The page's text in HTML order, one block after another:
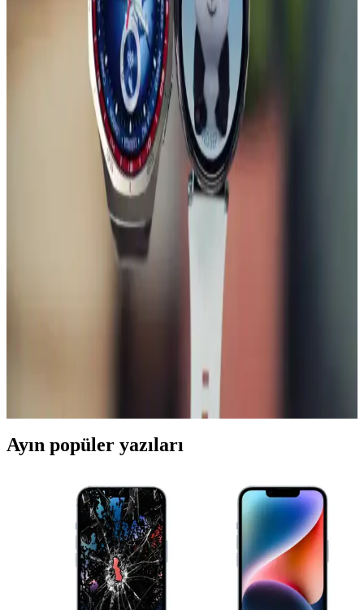
Huawei Watch GT serisi ve uyumlu metal kordonlar, dayanıklılık ve
şıklığı bir arada sunar. Kullanıcılar, ürünlerin kalite ve tasarımını
yüksek değerlendirmekte, montaj ve uyum konularında dikkatli
olunması gerektiğini belirtiyor.
Huawei Watch GT Serisi İçin MobaxAksesuar
Kordon: Şık ve Dayanıklı Tasarım
MobaxAksesuar kordon, Huawei Watch GT serisi saatleriniz için
şık, dayanıklı ve konforlu bir aksesuar seçeneği sunar. Farklı renk ve
tasarım seçenekleriyle saatlerinize modern bir görünüm kazandırır.
Nokia'nın Güncel Ürün Portföyü ve Teknolojik
Gelişmeleri Hakkında Bilgi
Nokia'nın güncel ürünleri ve teknolojik gelişmeleri hakkında bilgi
bulunmamaktadır. Marka, geçmişte dayanıklı ve uzun pil ömrüyle
bilinen akıllı telefonlar geliştirmiştir.
Tasarım, Pil ve Sağlık Özellikleri
takibi özellikleriyle öne çıkar. GT 5 Pro, uzun pil ömrü ve su
direnciyle dikkat çeker. Her iki saat de AMOLED ekran ve şık
Ayın popüler yazıları